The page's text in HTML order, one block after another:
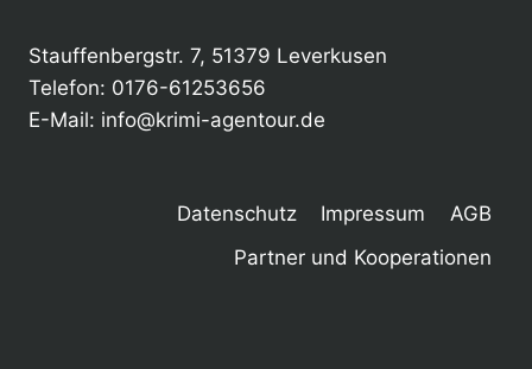
Stauffenbergstr. 7, 51379 Leverkusen
Telefon: 0176-61253656
E-Mail: info@krimi-agentour.de
Datenschutz Impressum
AGB
Partner und Kooperationen